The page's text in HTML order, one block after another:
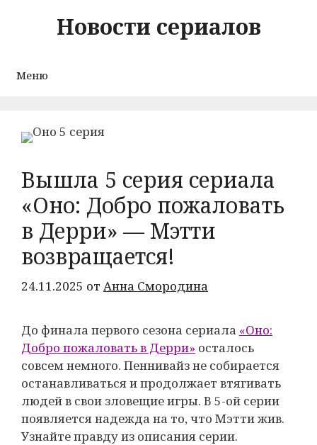
Новости сериалов
Меню
Вышла 5 серия сериала
«Оно: Добро пожаловать
в Дерри» — Мэтти
возвращается!
24.11.2025 от Анна Смородина
До финала первого сезона сериала «Оно:
Добро пожаловать в Дерри» осталось
совсем немного. Пеннивайз не собирается
останавливаться и продолжает втягивать
людей в свои зловещие игры. В 5-ой серии
появляется надежда на то, что Мэтти жив.
Узнайте правду из описания серии.